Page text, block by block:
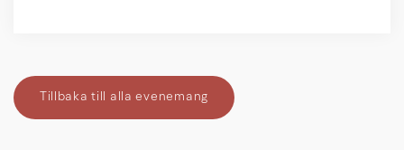
Tillbaka till alla evenemang